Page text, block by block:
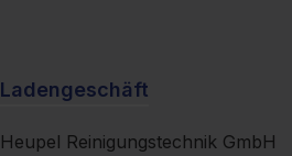
Ladengeschäft
Heupel Reinigungstechnik GmbH